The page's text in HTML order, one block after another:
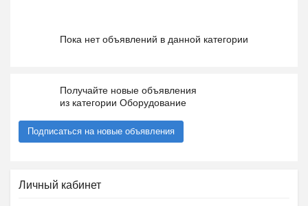
Пока нет объявлений в данной категории
Получайте новые объявления
из категории Оборудование
Подписаться на новые объявления
Личный кабинет